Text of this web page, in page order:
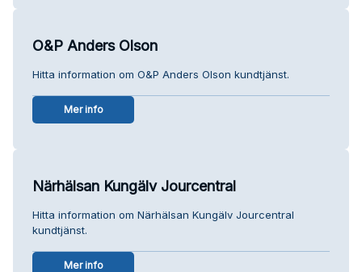
O&P Anders Olson
Hitta information om O&P Anders Olson kundtjänst.
Mer info
Närhälsan Kungälv Jourcentral
Hitta information om Närhälsan Kungälv Jourcentral
kundtjänst.
Mer info